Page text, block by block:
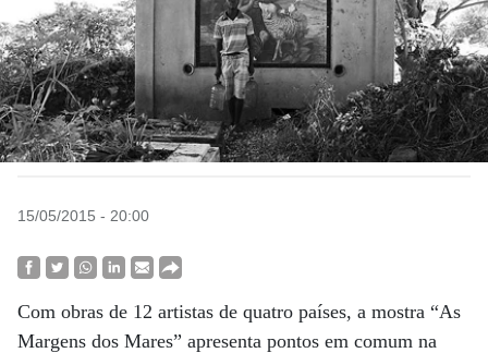
15/05/2015 - 20:00
Com obras de 12 artistas de quatro países, a mostra “As
Margens dos Mares” apresenta pontos em comum na